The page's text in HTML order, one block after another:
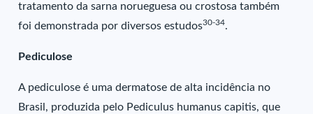
tratamento da sarna norueguesa ou crostosa também
foi demonstrada por diversos estudos30-34.
Pediculose
A pediculose é uma dermatose de alta incidência no
Brasil, produzida pelo Pediculus humanus capitis, que